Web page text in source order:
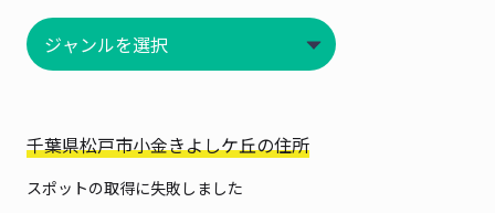
千葉県松戸市小金きよしケ丘の住所
スポットの取得に失敗しました